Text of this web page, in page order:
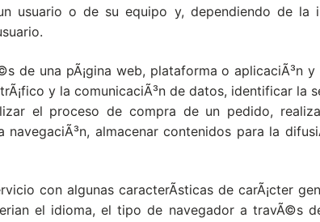
usuario o de su equipo y, dependiendo de la
de una pÃ¡gina web, plataforma o aplicaciÃ³n
y la comunicaciÃ³n de datos, identificar la
el proceso de compra de un pedido,
almacenar contenidos para la
con algunas caracterÃ­sticas de carÃ¡cter
el idioma, el tipo de navegador a travÃ©s